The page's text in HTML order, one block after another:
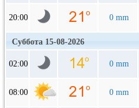
20:00 0 mm
Суббота 15-08-2026
02:00 0 mm
08:00 0 mm